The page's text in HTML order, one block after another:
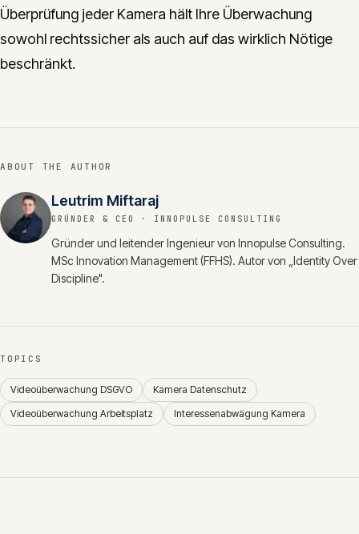
Überprüfung jeder Kamera hält Ihre Überwachung
sowohl rechtssicher als auch auf das wirklich Nötige
beschränkt.
ABOUT THE AUTHOR
Leutrim Miftaraj
GRÜNDER & CEO · INNOPULSE CONSULTING
Gründer und leitender Ingenieur von Innopulse Consulting.
MSc Innovation Management (FFHS). Autor von „Identity Over
Discipline".
TOPICS
Videoüberwachung DSGVO
Kamera Datenschutz
Videoüberwachung Arbeitsplatz
Interessenabwägung Kamera